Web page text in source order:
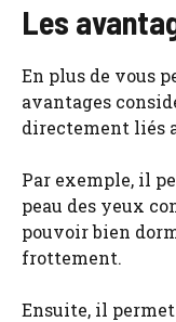
Les
En plus de vous
avantages
directement liés
Par exemple, il
peau des yeux
pouvoir bien
frottement.
Ensuite, il permet